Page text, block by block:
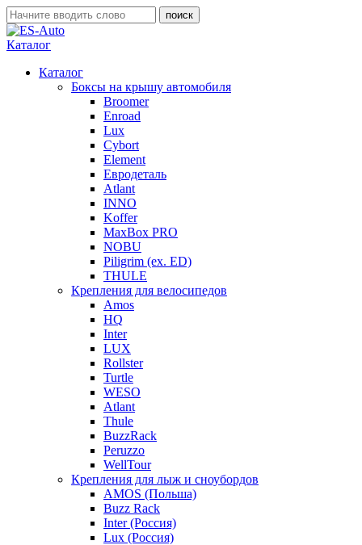
Каталог
Каталог
Боксы на крышу автомобиля
Broomer
Enroad
Lux
Cybort
Element
Евродеталь
Atlant
INNO
Koffer
MaxBox PRO
NOBU
Piligrim (ex. ED)
THULE
Крепления для велосипедов
Amos
HQ
Inter
LUX
Rollster
Turtle
WESO
Atlant
Thule
BuzzRack
Peruzzo
WellTour
Крепления для лыж и сноубордов
AMOS (Польша)
Buzz Rack
Inter (Россия)
Lux (Россия)